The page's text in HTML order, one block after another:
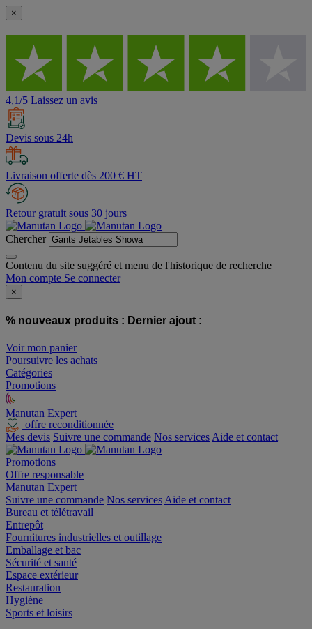
×
4,1/5 Laissez un avis
Devis sous 24h
Livraison offerte dès 200 € HT
Retour gratuit sous 30 jours
Chercher
Contenu du site suggéré et menu de l'historique de recherche
Mon compte Se connecter
×
% nouveaux produits : Dernier ajout :
Voir mon panier
Poursuivre les achats
Catégories
Promotions
Manutan Expert
offre reconditionnée
Mes devis Suivre une commande Nos services Aide et contact
Promotions
Offre responsable
Manutan Expert
Suivre une commande Nos services Aide et contact
Bureau et télétravail
Entrepôt
Fournitures industrielles et outillage
Emballage et bac
Sécurité et santé
Espace extérieur
Restauration
Hygiène
Sports et loisirs